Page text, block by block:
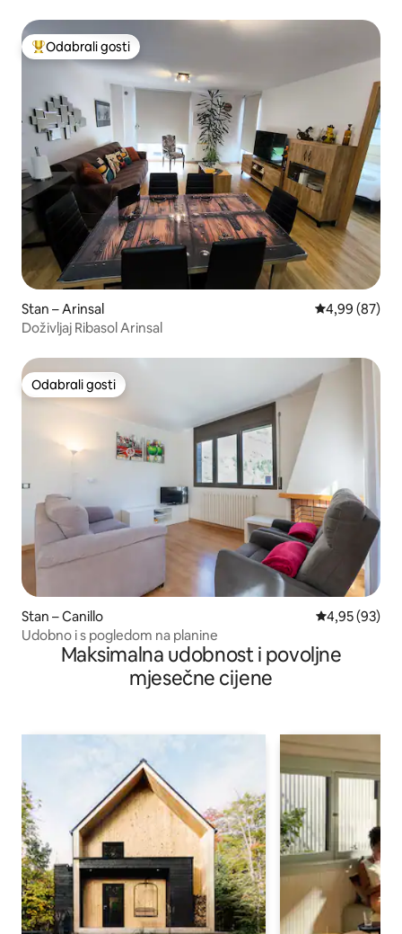
Među najviše rangiranima s oznakom „Odabrali gosti”
Odabrali gosti
Stan – Arinsal Prosječna
4,99 (87)
Doživljaj Ribasol Arinsal
Odabrali gosti
Odabrali gosti
Stan – Canillo Prosječna
4,95 (93)
Udobno i s pogledom na planine
Maksimalna udobnost i povoljne
mjesečne cijene